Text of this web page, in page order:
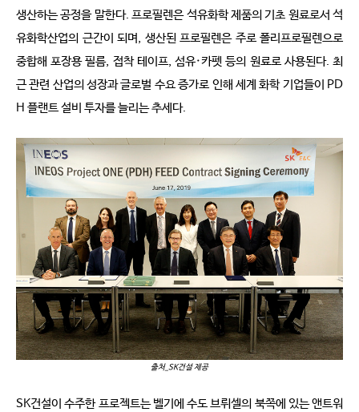
생산하는 공정을 말한다. 프로필렌은 석유화학 제품의 기초 원료로서 석
유화학산업의 근간이 되며, 생산된 프로필렌은 주로 폴리프로필렌으로
중합해 포장용 필름, 접착 테이프, 섬유·카펫 등의 원료로 사용된다. 최
근 관련 산업의 성장과 글로벌 수요 증가로 인해 세계 화학 기업들이 PD
H 플랜트 설비 투자를 늘리는 추세다.
출처_SK건설 제공
SK건설이 수주한 프로젝트는 벨기에 수도 브뤼셀의 북쪽에 있는 앤트워